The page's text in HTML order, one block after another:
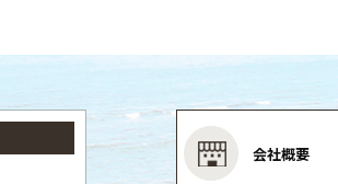
会社概要